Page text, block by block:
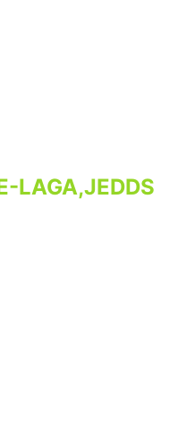
LAGA,JEDDS